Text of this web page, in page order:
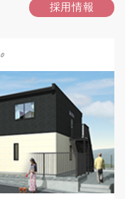
採用情報